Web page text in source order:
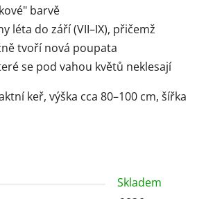
barvě
léta do září (VII–IX), přičemž
tvoří nová poupata
se pod vahou květů neklesají
keř, výška cca 80–100 cm, šířka
Skladem